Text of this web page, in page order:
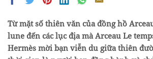
Từ mặt số thiên văn của đồng hồ
lune đến các lục địa mà Arceau Le
Hermès mời bạn viễn du giữa thiên